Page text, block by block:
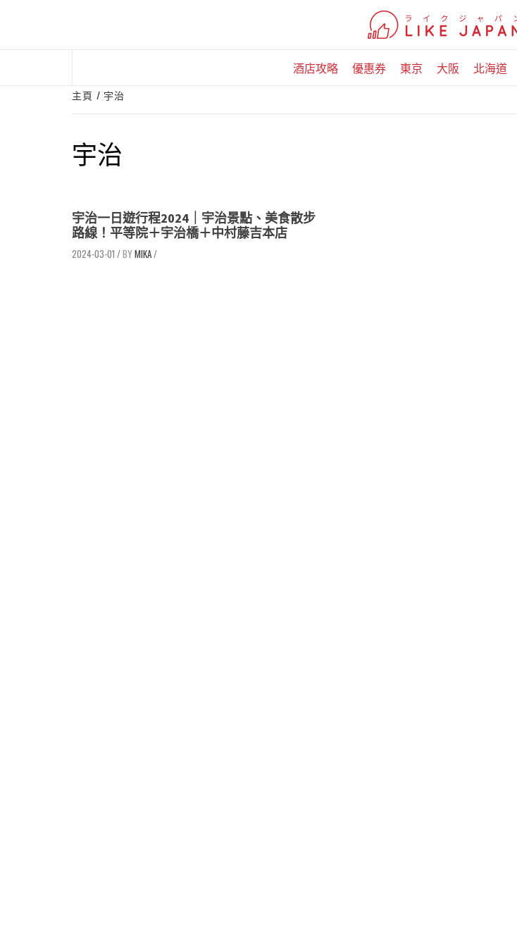
酒店攻略 優惠券 東京 大阪 北海道
主頁 宇治
宇治
宇治一日遊行程2024｜宇治景點、美食散步
路線！平等院＋宇治橋＋中村藤吉本店
2024-03-01 / MIKA/